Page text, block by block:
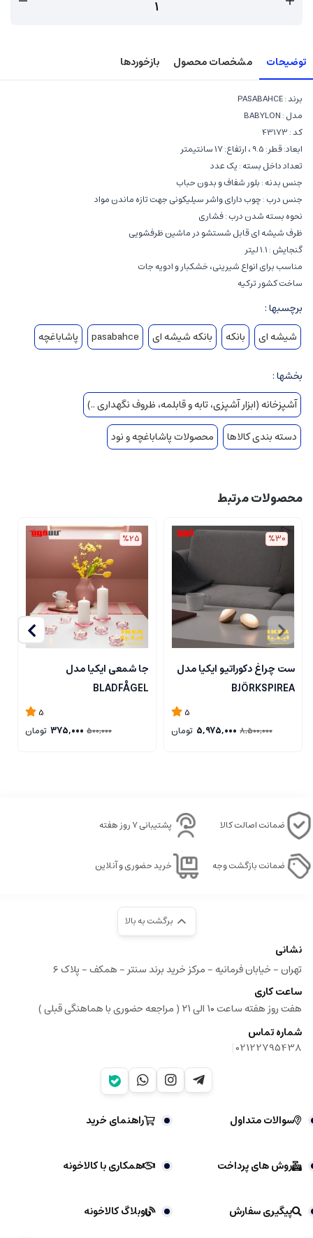
توضیحات مشخصات محصول بازخوردها
برند : PASABAHCE
مدل : BABYLON
کد : 43173
ابعاد: قطر: 9.5 ، ارتفاع: 17 سانتيمتر
تعداد داخل بسته : يک عدد
جنس بدنه : بلور شفاف و بدون حباب
جنس درب : چوب دارای واشر سیلیکونی جهت تازه ماندن مواد
نحوه بسته شدن درب : فشاری
ظرف شیشه ای قابل شستشو در ماشين ظرفشويی
گنجایش : 1.1 لیتر
مناسب برای انواع شیرینی، خشکبار و ادویه ‌جات
ساخت کشور ترکیه
برچسبها :
شیشه ای
بانکه بانکه شیشه ای pasabahce پاشاباغچه
بخشها :
آشپزخانه (ابزار آشپزی، تابه و قابلمه، ظروف نگهداری ..)
دسته بندی کالاها
محصولات پاشاباغچه و نود
محصولات مرتبط
%30
ست چراغ دکوراتیو ایکیا مدل
BJÖRKSPIREA
5
8,500,000
5,975,000 تومان
%25
جا شمعی ایکیا مدل
BLADFÅGEL
5
500,000
375,000 تومان
ضمانت اصالت کالا پشتیبانی ۷ روز هفته
ضمانت بازگشت وجه خرید حضوری و آنلاین
برگشت به بالا
نشانی
تهران - خیابان فرمانیه - مرکز خرید برند سنتر - همکف - پلاک ۶
ساعت کاری
هفت روز هفته ساعت ۱۰ الی ۲۱ ( مراجعه حضوری با هماهنگی قبلی )
شماره تماس
02122795438
|
سوالات متداول راهنمای خرید
روش های پرداخت همکاری با کالاخونه
پیگیری سفارش وبلاگ کالاخونه